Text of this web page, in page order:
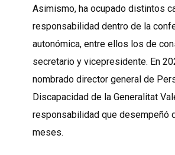
Asimismo, ha ocupado distintos
responsabilidad dentro de la
autonómica, entre ellos los de
secretario y vicepresidente. En
nombrado director general de
Discapacidad de la Generalitat
responsabilidad que desempeñó
meses.